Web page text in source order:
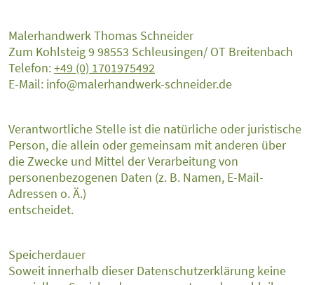
Malerhandwerk Thomas Schneider
Zum Kohlsteig 9 98553 Schleusingen/ OT Breitenbach
Telefon:+49 (0) 1701975492
E-Mail: info@malerhandwerk-schneider.de
Verantwortliche Stelle ist die natürliche oder juristische
Person, die allein oder gemeinsam mit anderen über
die Zwecke und Mittel der Verarbeitung von
personenbezogenen Daten (z. B. Namen, E-Mail-
Adressen o. Ä.)
entscheidet.
Speicherdauer
Soweit innerhalb dieser Datenschutzerklärung keine